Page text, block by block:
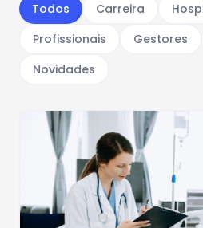
Todos Carreira
Profissionais
Gestores
Novidades